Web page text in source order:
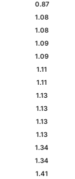
0.87
1.08
1.08
1.09
1.09
1.11
1.11
1.13
1.13
1.13
1.13
1.34
1.34
1.41